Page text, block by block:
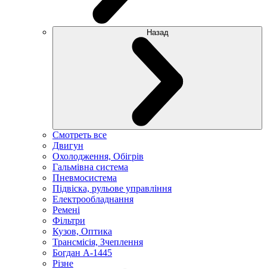
Назад
Смотреть все
Двигун
Охолодження, Обігрів
Гальмівна система
Пневмосистема
Підвіска, рульове управління
Електрообладнання
Ремені
Фільтри
Кузов, Оптика
Трансмісія, Зчеплення
Богдан А-1445
Різне